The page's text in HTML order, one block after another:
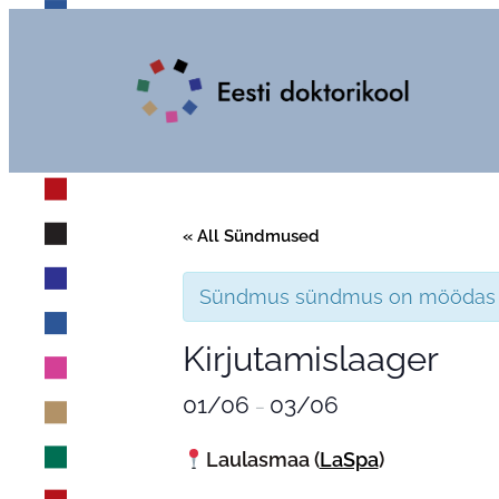
« All Sündmused
Sündmus sündmus on möödas
Kirjutamislaager
01/06 – 03/06
Laulasmaa (LaSpa)